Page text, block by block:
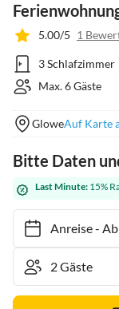
5.00/5 1
3 Schlafzimmer
Max. 6 Gäste
GloweAuf Karte
Bitte Daten
Last Minute: 15%
Anreise-